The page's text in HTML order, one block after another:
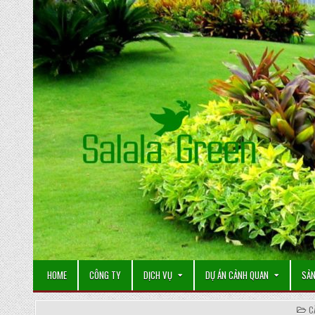
Skip
to
content
HOME CÔNG TY DỊCH VỤ DỰ ÁN CẢNH QUAN